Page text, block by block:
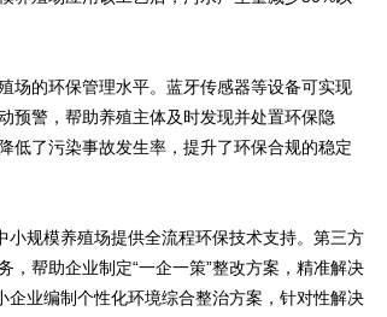
的环保管理水平。蓝牙传感器等设备可实现
预警，帮助养殖主体及时发现并处置环保隐
低了污染事故发生率，提升了环保合规的稳定
规模养殖场提供全流程环保技术支持。第三方
帮助企业制定“一企一策”整改方案，精准解决
企业编制个性化环境综合整治方案，针对性解决